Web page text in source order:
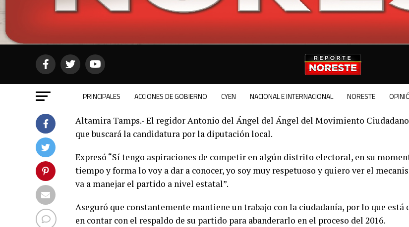
PRINCIPALES ACCIONES DE GOBIERNO CYEN NACIONAL E INTERNACIONAL NORESTE
Altamira Tamps.- El regidor Antonio del Ángel del Ángel del Movimiento
que buscará la candidatura por la diputación local.
Expresó “Sí tengo aspiraciones de competir en algún distrito electoral, en su
tiempo y forma lo voy a dar a conocer, yo soy muy respetuoso y quiero ver el
va a manejar el partido a nivel estatal”.
Aseguró que constantemente mantiene un trabajo con la ciudadanía, por lo que está
en contar con el respaldo de su partido para abanderarlo en el proceso del 2016.